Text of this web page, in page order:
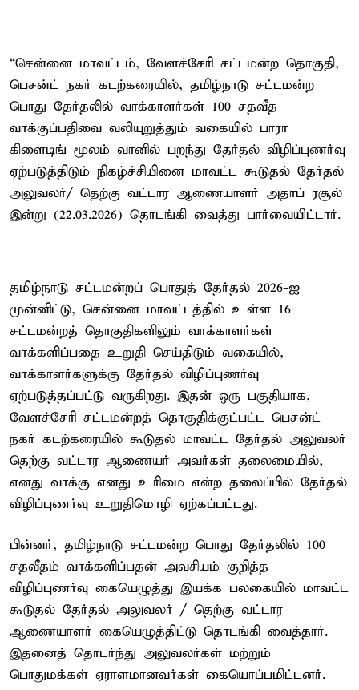
“சென்னை மாவட்டம், வேளச்சேரி சட்டமன்ற தொகுதி,
பெசன்ட் நகர் கடற்கரையில், தமிழ்நாடு சட்டமன்ற
பொது தேர்தலில் வாக்காளர்கள் 100 சதவீத
வாக்குப்பதிவை வலியுறுத்தும் வகையில் பாரா
கிளைடிங் மூலம் வானில் பறந்து தேர்தல் விழிப்புணர்வு
ஏற்படுத்திடும் நிகழ்ச்சியினை மாவட்ட கூடுதல் தேர்தல்
அலுவலர்/ தெற்கு வட்டார ஆணையாளர் அதாப் ரசூல்
இன்று (22.03.2026) தொடங்கி வைத்து பார்வையிட்டார்.
தமிழ்நாடு சட்டமன்றப் பொதுத் தேர்தல் 2026-ஐ
முன்னிட்டு, சென்னை மாவட்டத்தில் உள்ள 16
சட்டமன்றத் தொகுதிகளிலும் வாக்காளர்கள்
வாக்களிப்பதை உறுதி செய்திடும் வகையில்,
வாக்காளர்களுக்கு தேர்தல் விழிப்புணர்வு
ஏற்படுத்தப்பட்டு வருகிறது. இதன் ஒரு பகுதியாக,
வேளச்சேரி சட்டமன்றத் தொகுதிக்குட்பட்ட பெசன்ட்
நகர் கடற்கரையில் கூடுதல் மாவட்ட தேர்தல் அலுவலர்
தெற்கு வட்டார ஆணையர் அவர்கள் தலைமையில்,
எனது வாக்கு எனது உரிமை என்ற தலைப்பில் தேர்தல்
விழிப்புணர்வு உறுதிமொழி ஏற்கப்பட்டது.
பின்னர், தமிழ்நாடு சட்டமன்ற பொது தேர்தலில் 100
சதவீதம் வாக்களிப்பதன் அவசியம் குறித்த
விழிப்புணர்வு கையெழுத்து இயக்க பலகையில் மாவட்ட
கூடுதல் தேர்தல் அலுவலர் / தெற்கு வட்டார
ஆணையாளர் கையெழுத்திட்டு தொடங்கி வைத்தார்.
இதனைத் தொடர்ந்து அலுவலர்கள் மற்றும்
பொதுமக்கள் ஏராளமானவர்கள் கையொப்பமிட்டனர்.